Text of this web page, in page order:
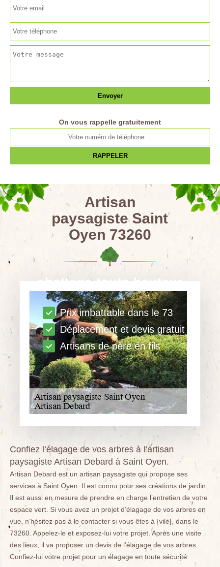
abattage toute hauteur
Prix imbattable dans le 73
Déplacement et devis gratuit
Artisans de père en fils
On vous rappelle gratuitement
Artisan
paysagiste Saint
Oyen 73260
Confiez l’élagage de vos arbres à l’artisan
paysagiste Artisan Debard à Saint Oyen.
Artisan Debard est un artisan paysagiste qui propose ses
services à Saint Oyen. Il est connu pour ses créations de jardin.
Il est aussi en mesure de prendre en charge l’entretien de votre
espace vert. Si vous avez un projet d’élagage de vos arbres en
vue, n’hésitez pas à le contacter si vous êtes à {vile}, dans le
73260. Appelez-le et exposez-lui votre projet. Après une visite
des lieux, il va proposer un devis de l’élagage de vos arbres.
Confiez-lui votre projet pour un élagage en toute sécurité.